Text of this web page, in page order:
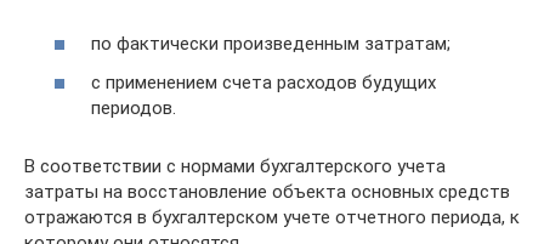
по фактически произведенным затра­там;
с применением счета расходов будущих
периодов.
В соответствии с нормами бухгалтерско­го учета
затраты на восстановление объекта основных средств
отражаются в бухгалтер­ском учете отчетного периода, к